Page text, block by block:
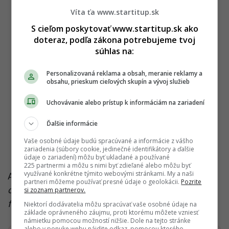
Ako na záver dodal Jakosky:„Skutočnosť, že
odpovede stále hľadáme, len dokazuje, aké
fascinujúce a zložité je skúmanie iných svetov.“
Víta ťa www.startitup.sk
S cieľom poskytovať www.startitup.sk ako
doteraz, podľa zákona potrebujeme tvoj
súhlas na:
Personalizovaná reklama a obsah, meranie reklamy a
obsahu, prieskum cieľových skupín a vývoj služieb
Uchovávanie alebo prístup k informáciám na zariadení
Ďalšie informácie
Vaše osobné údaje budú spracúvané a informácie z vášho
zariadenia (súbory cookie, jedinečné identifikátory a ďalšie
údaje o zariadení) môžu byť ukladané a používané
225 partnermi a môžu s nimi byť zdieľané alebo môžu byť
využívané konkrétne týmito webovými stránkami. My a naši
partneri môžeme používať presné údaje o geolokácii. Pozrite
si zoznam partnerov.
Niektorí dodávatelia môžu spracúvať vaše osobné údaje na
základe oprávneného záujmu, proti ktorému môžete vzniesť
námietku pomocou možností nižšie. Dole na tejto stránke